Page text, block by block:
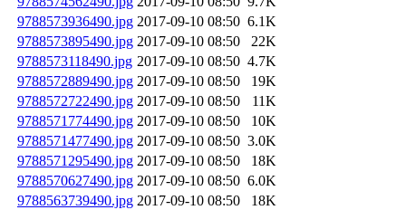
9788573936490.jpg 2017-09-10 08:50 6.1K
9788573895490.jpg 2017-09-10 08:50
22K
9788573118490.jpg 2017-09-10 08:50 4.7K
9788572889490.jpg 2017-09-10 08:50
19K
9788572722490.jpg 2017-09-10 08:50
11K
9788571774490.jpg 2017-09-10 08:50
10K
9788571477490.jpg 2017-09-10 08:50 3.0K
9788571295490.jpg 2017-09-10 08:50
18K
9788570627490.jpg 2017-09-10 08:50 6.0K
9788563739490.jpg 2017-09-10 08:50
18K